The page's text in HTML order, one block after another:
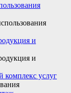
и
и
комплекс услуг